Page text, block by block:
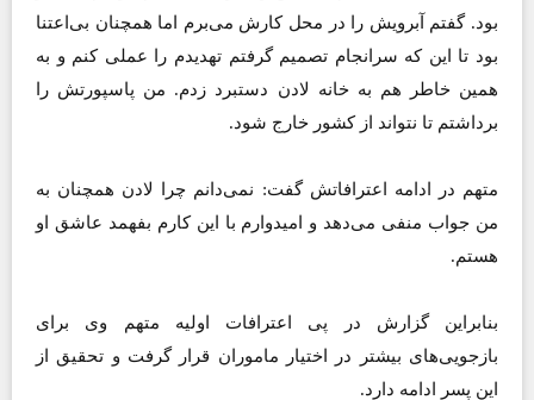
بود. گفتم آبرویش را در محل کارش می‌برم اما همچنان بی‌‌اعتنا
بود تا این که سرانجام تصمیم گرفتم تهدیدم را عملی کنم و به
همین خاطر هم به خانه لادن دستبرد زدم. من پاسپورتش را
برداشتم تا نتواند از کشور خارج شود.
متهم در ادامه اعترافاتش گفت: نمی‌دانم چرا لادن همچنان به
من جواب منفی می‌دهد و امیدوارم با این کارم بفهمد عاشق او
هستم.
بنابراین گزارش در پی اعترافات اولیه متهم وی برای
بازجویی‌های بیشتر در اختیار ماموران قرار گرفت و تحقیق از
این پسر ادامه دارد.